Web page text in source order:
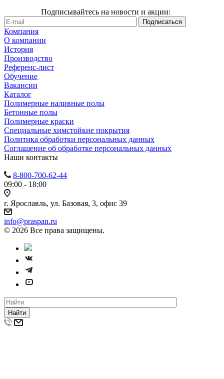
Подписывайтесь на новости и акции:
Компания
О компании
История
Производство
Референс-лист
Обучение
Вакансии
Каталог
Полимерные наливные полы
Бетонные полы
Полимерные краски
Специальные химстойкие покрытия
Политика обработки персональных данных
Cоглашение об обработке персональных данных
Наши контакты
8-800-700-62-44
09:00 - 18:00
г. Ярославль, ул. Базовая, 3, офис 39
info@praspan.ru
© 2026 Все права защищены.
Найти